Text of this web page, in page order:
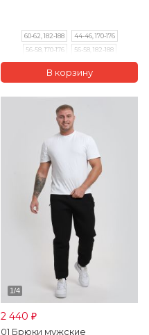
60-62, 182-188
44-46, 170-176
56-58, 170-176
56-58, 182-188
60-62, 170-176
48-50, 182-188
52-54, 170-176
48-50, 170-176
64-66, 182-188
40-42, 158-164
40-42, 170-176
2 440 ₽
01 Брюки мужские